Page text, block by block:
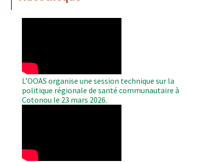
L’OOAS organise une session technique sur la
politique régionale de santé communautaire à
Cotonou le 23 mars 2026.